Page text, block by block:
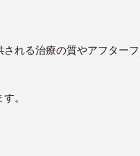
れる治療の質やアフター
。